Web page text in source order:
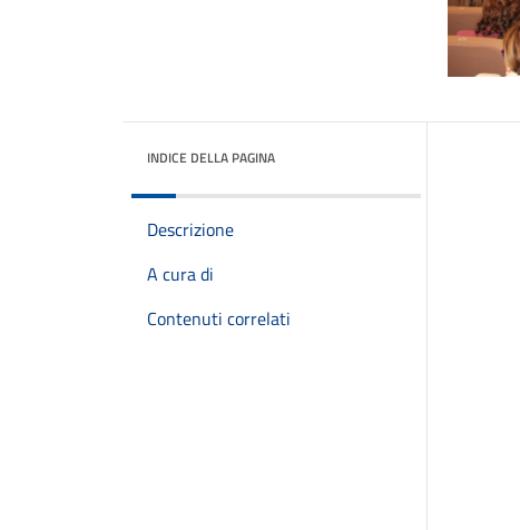
INDICE DELLA PAGINA
Descrizione
A cura di
Contenuti correlati